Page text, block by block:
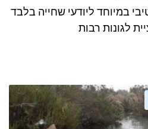
במיוחד ליודעי שחייה בלבד
לגונות רבות